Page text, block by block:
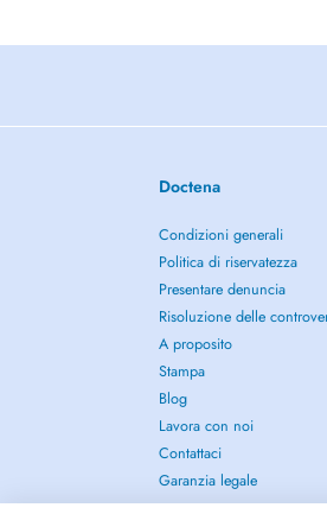
Doctena
Condizioni generali
Politica di riservatezza
Presentare denuncia
Risoluzione delle
A proposito
Stampa
Blog
Lavora con noi
Contattaci
Garanzia legale